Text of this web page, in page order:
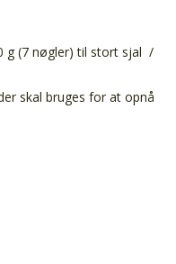
g (7 nøgler) til stort sjal /
skal bruges for at opnå